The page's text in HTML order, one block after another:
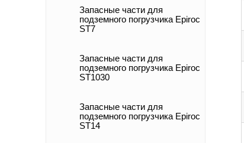
Запасные части для
подземного погрузчика Epiroc
ST7
Запасные части для
подземного погрузчика Epiroc
ST1030
Запасные части для
подземного погрузчика Epiroc
ST14